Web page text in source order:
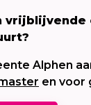
vrijblijvende
Alphen
en voor